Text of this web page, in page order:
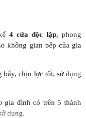
4 cửa độc lập, phong
không gian bếp của gia
bẩy, chịu lực tốt, sử dụng
gia đình có trên 5 thành
dụng.